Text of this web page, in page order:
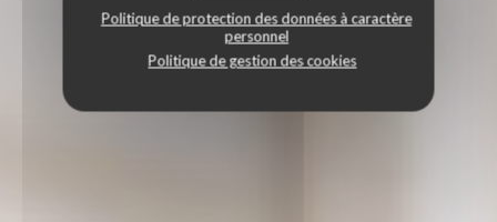
Politique de protection des données à caractère
personnel
Politique de gestion des cookies